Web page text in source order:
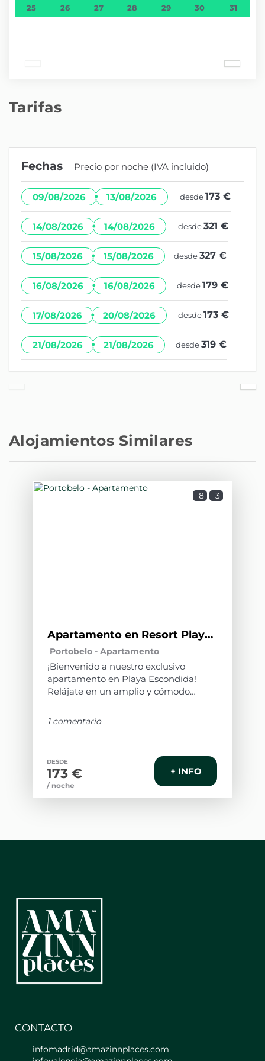
25 26 27 28 29 30 31
Tarifas
Fechas Precio por noche (IVA incluido)
09/08/2026 · 13/08/2026 desde173 €
14/08/2026 · 14/08/2026 desde321 €
15/08/2026 · 15/08/2026 desde327 €
16/08/2026 · 16/08/2026 desde179 €
17/08/2026 · 20/08/2026 desde173 €
21/08/2026 · 21/08/2026 desde319 €
Alojamientos Similares
8 3
Apartamento en Resort Playa Escondida
Portobelo - Apartamento
¡Bienvenido a nuestro exclusivo
apartamento en Playa Escondida!
Relájate en un amplio y cómodo
acondicionado, Wifi de alta velocidad,
Tendrás acceso a la piscina, áreas
sociales y todas las amenidades del
resort, perfectas para disfrutar en
comedor, Perchas, Sofá cama, TV,
Zona para trabajar, mesa, silla, enchufe
cercano, wifi-internet, luz natural o
artificial.
- Cocina Americana Completa:
equipada con Aire Acondicionado,
Exprimidor, Frigorífico, Hervidor de
Microondas, Platos y cubiertos,
1 comentario
DESDE
173 €
/ noche
+ INFO
CONTACTO
infomadrid@amazinnplaces.com